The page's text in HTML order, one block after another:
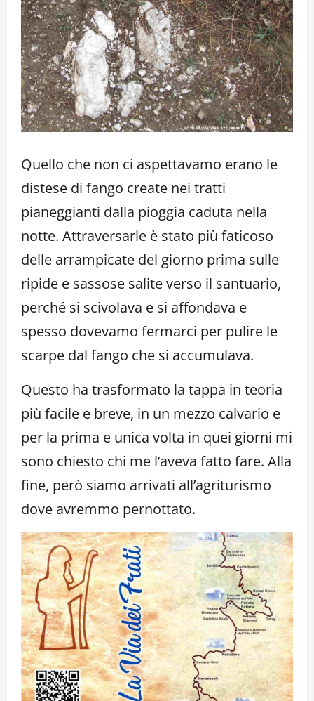
Quello che non ci aspettavamo erano le
distese di fango create nei tratti
pianeggianti dalla pioggia caduta nella
notte. Attraversarle è stato più faticoso
delle arrampicate del giorno prima sulle
ripide e sassose salite verso il santuario,
perché si scivolava e si affondava e
spesso dovevamo fermarci per pulire le
scarpe dal fango che si accumulava.
Questo ha trasformato la tappa in teoria
più facile e breve, in un mezzo calvario e
per la prima e unica volta in quei giorni mi
sono chiesto chi me l’aveva fatto fare. Alla
fine, però siamo arrivati all’agriturismo
dove avremmo pernottato.